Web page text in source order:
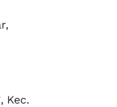
Kec.